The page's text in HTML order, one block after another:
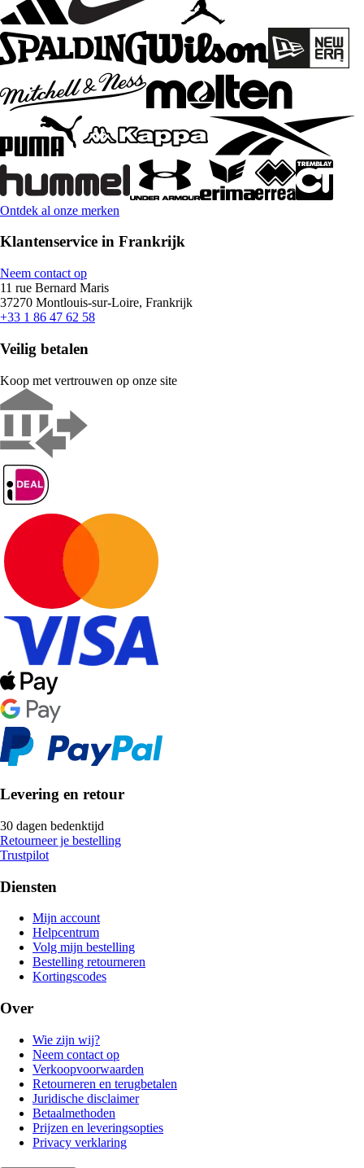
Ontdek al onze merken
Klantenservice in Frankrijk
Neem contact op
11 rue Bernard Maris
37270 Montlouis-sur-Loire, Frankrijk
+33 1 86 47 62 58
Veilig betalen
Koop met vertrouwen op onze site
Levering en retour
30 dagen bedenktijd
Retourneer je bestelling
Trustpilot
Diensten
Mijn account
Helpcentrum
Volg mijn bestelling
Bestelling retourneren
Kortingscodes
Over
Wie zijn wij?
Neem contact op
Verkoopvoorwaarden
Retourneren en terugbetalen
Juridische disclaimer
Betaalmethoden
Prijzen en leveringsopties
Privacy verklaring